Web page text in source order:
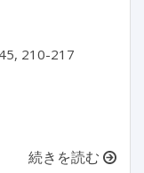
210-217
続きを読む